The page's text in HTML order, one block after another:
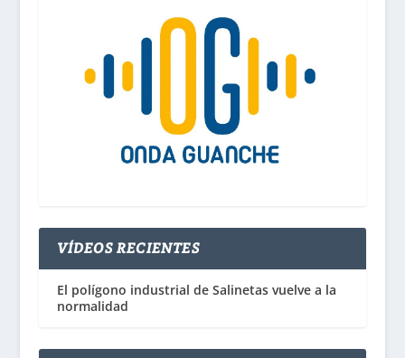
VÍDEOS RECIENTES
El polígono industrial de Salinetas vuelve a la
normalidad